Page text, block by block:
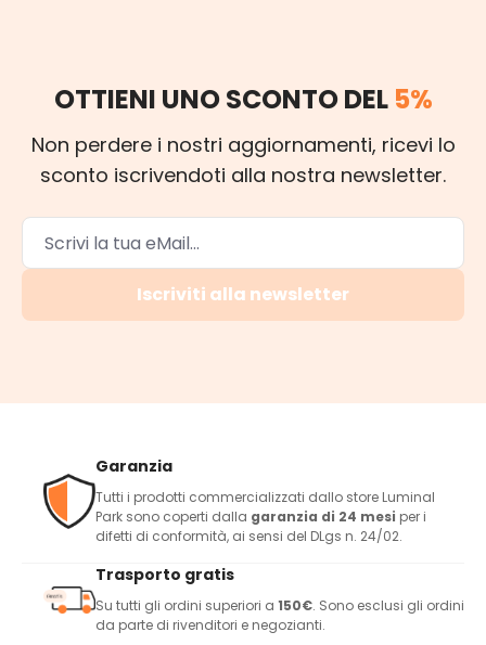
OTTIENI UNO SCONTO DEL 5%
Non perdere i nostri aggiornamenti, ricevi lo
sconto iscrivendoti alla nostra newsletter.
Iscriviti alla newsletter
Garanzia
Tutti i prodotti commercializzati dallo store Luminal
Park sono coperti dalla garanzia di 24 mesi per i
difetti di conformità, ai sensi del DLgs n. 24/02.
Trasporto gratis
Su tutti gli ordini superiori a 150€. Sono esclusi gli ordini
da parte di rivenditori e negozianti.